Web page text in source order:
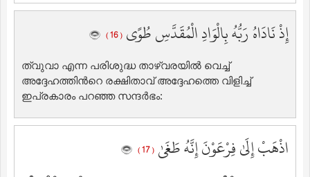
إِذْ نَادَاهُ رَبُّهُ بِالْوَادِ الْمُقَدَّسِ طُوًى ( 16 )
ത്വുവാ എന്ന പരിശുദ്ധ താഴ്‌വരയില്‍ വെച്ച്
അദ്ദേഹത്തിന്‍റെ രക്ഷിതാവ് അദ്ദേഹത്തെ വിളിച്ച്
ഇപ്രകാരം പറഞ്ഞ സന്ദര്‍ഭം:
اذْهَبْ إِلَىٰ فِرْعَوْنَ إِنَّهُ طَغَىٰ ( 17 )